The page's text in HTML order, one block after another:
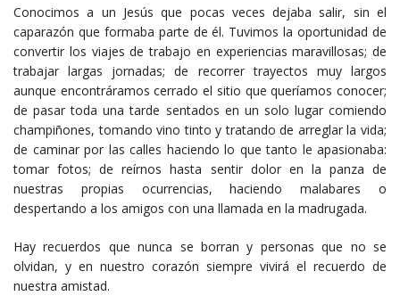
Conocimos a un Jesús que pocas veces dejaba salir, sin el
caparazón que formaba parte de él. Tuvimos la oportunidad de
convertir los viajes de trabajo en experiencias maravillosas; de
trabajar largas jornadas; de recorrer trayectos muy largos
aunque encontráramos cerrado el sitio que queríamos conocer;
de pasar toda una tarde sentados en un solo lugar comiendo
champiñones, tomando vino tinto y tratando de arreglar la vida;
de caminar por las calles haciendo lo que tanto le apasionaba:
tomar fotos; de reírnos hasta sentir dolor en la panza de
nuestras propias ocurrencias, haciendo malabares o
despertando a los amigos con una llamada en la madrugada.
Hay recuerdos que nunca se borran y personas que no se
olvidan, y en nuestro corazón siempre vivirá el recuerdo de
nuestra amistad.